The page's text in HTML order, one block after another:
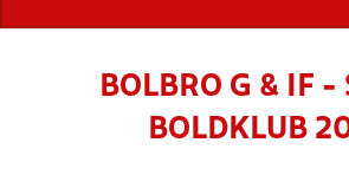
BOLBRO G & IF -
BOLDKLUB